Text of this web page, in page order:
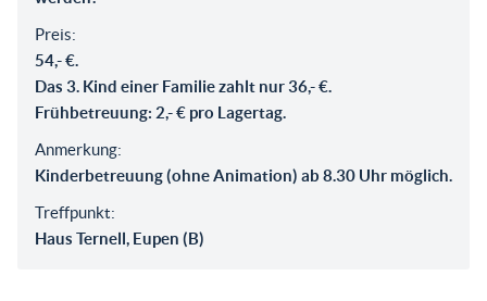
Preis:
54,- €.
Das 3. Kind einer Familie zahlt nur 36,- €.
Frühbetreuung: 2,- € pro Lagertag.
Anmerkung:
Kinderbetreuung (ohne Animation) ab 8.30 Uhr möglich.
Treffpunkt:
Haus Ternell, Eupen (B)